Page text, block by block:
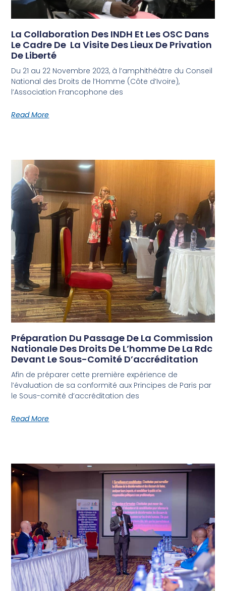
La Collaboration Des INDH Et Les OSC Dans
Le Cadre De La Visite Des Lieux De Privation
De Liberté
Du 21 au 22 Novembre 2023, à l’amphithéâtre du Conseil
National des Droits de l’Homme (Côte d’Ivoire),
l’Association Francophone des
Read More
Préparation Du Passage De La Commission
Nationale Des Droits De L’homme De La Rdc
Devant Le Sous-Comité D’accréditation
Afin de préparer cette première expérience de
l’évaluation de sa conformité aux Principes de Paris par
le Sous-comité d’accréditation des
Read More